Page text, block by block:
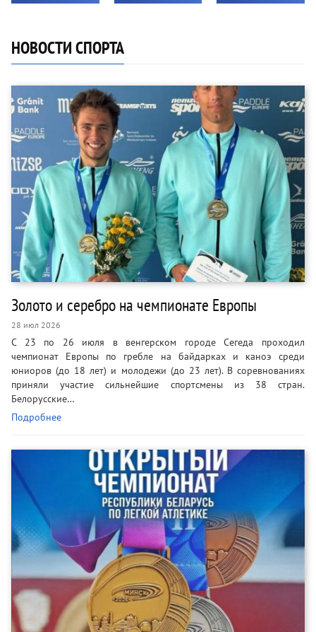
НОВОСТИ СПОРТА
Золото и серебро на чемпионате Европы
28 июл 2026
С 23 по 26 июля в венгерском городе Сегеда проходил
чемпионат Европы по гребле на байдарках и каноэ среди
юниоров (до 18 лет) и молодежи (до 23 лет). В соревнованиях
приняли участие сильнейшие спортсмены из 38 стран.
Белорусские…
Подробнее